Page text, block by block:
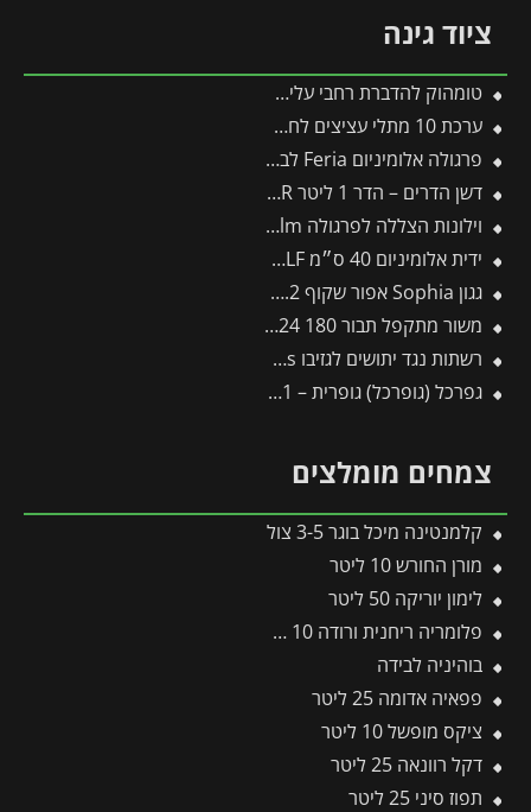
ציוד גינה
טומהוק להדברת רחבי עלים (אגן) 1 ליטר
ערכת 10 מתלי עציצים לחממת פלרם – Canopia
פרגולה אלומיניום Feria לבנה 3X9.2 מבית פלרם – Canopia
דשן הדרים – הדר 1 ליטר FLOWER
וילונות הצללה לפרגולה 3.4X5.9 Stockholm מבית פלרם – Canopia
ידית אלומיניום 40 ס״מ ZM04 – WOLF
גגון Sophia אפור שקוף 1X2.2 עם קיר צד אחד מבית פלרם – Canopia
משור מתקפל תבור 180 TTS24 -תבור
רשתות נגד יתושים לגזיבו 4.3X6.1 Dallas מבית פלרם – Canopia
גפרכל (גופרכל) גופרית – 1 ק"ג. קוטל פטריות – קמחון
צמחים מומלצים
קלמנטינה מיכל בוגר 3-5 צול
מורן החורש 10 ליטר
לימון יוריקה 50 ליטר
פלומריה ריחנית ורודה 10 ליטר
בוהיניה לבידה
פפאיה אדומה 25 ליטר
ציקס מופשל 10 ליטר
דקל רוונאה 25 ליטר
תפוז סיני 25 ליטר